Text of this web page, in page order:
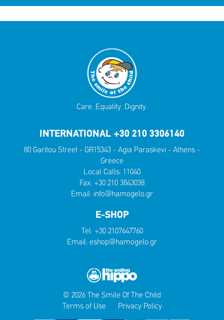
Care. Equality. Dignity.
INTERNATIONAL +30 210 3306140
80 Garitou Street - GR15343 - Agia Paraskevi - Athens -
Greece
Local Calls: 11040
Fax: +30 210 3843038
Email: info@hamogelo.gr
E-SHOP
Tel: +30 2107647760
Email: eshop@hamogelo.gr
© 2026 The Smile Of The Child
Terms of Use
Privacy Policy